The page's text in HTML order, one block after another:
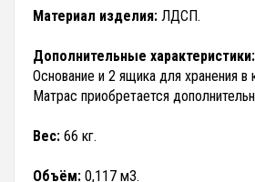
Материал изделия: ЛДСП.
Дополнительные характеристики:
Основание и 2 ящика для хранения в
Матрас приобретается
Вес: 66 кг.
Объём: 0,117 м3.